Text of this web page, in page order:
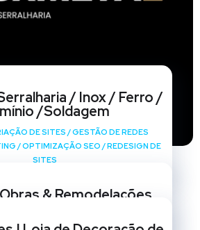
/ Inox / Ferro /
/Soldagem
DE SITES /GESTÃO DE REDES
/OPTIMIZAÇÃO SEO /REDESIGN DE
SITES
& Remodelações